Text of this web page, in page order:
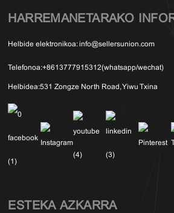
HARREMANETARAKO
Helbide elektronikoa: info@sellersunion.com
Telefonoa:+8613777915312(whatsapp/wechat)
Helbidea:531 Zongze North Road, Yiwu Txina
ESTEKA AZKARRA